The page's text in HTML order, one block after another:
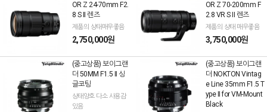
OR Z 24-70mm F2.
8 S II 렌즈
제품의 상태매우좋음
2,750,000원
OR Z 70-200mm F
2.8 VR S II 렌즈
제품의 상태 매우좋음
3,750,000원
(중고상품) 보이그랜
더 50MM F1.5 II 싱
글코팅
상태양호 다소 사용감
있음
(중고상품) 보이그랜
더 NOKTON Vintag
e Line 35mm F1.5 T
ype II for VM-Mount
Black